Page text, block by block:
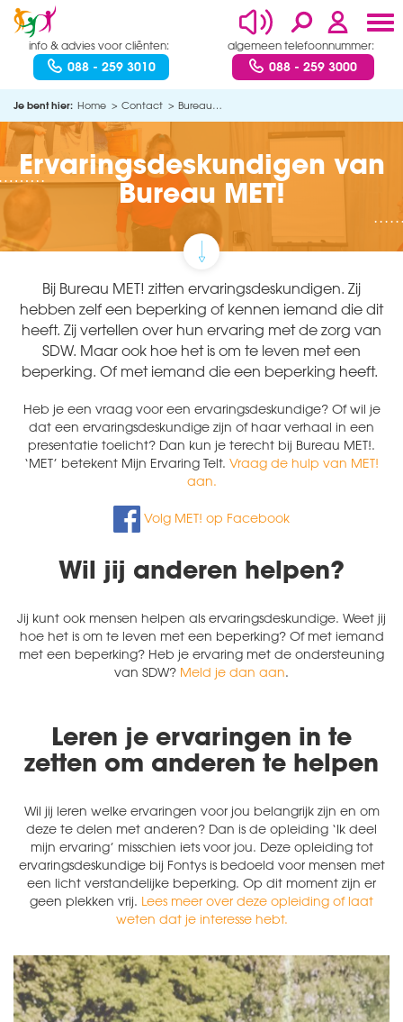
info & advies voor cliënten:
088 - 259 3010
algemeen telefoonnummer:
088 - 259 3000
Je bent hier: Home Contact Bureau MET!
Ervaringsdeskundigen van
Bureau MET!
Bij Bureau MET! zitten ervaringsdeskundigen. Zij
hebben zelf een beperking of kennen iemand die dit
heeft. Zij vertellen over hun ervaring met de zorg van
SDW. Maar ook hoe het is om te leven met een
beperking. Of met iemand die een beperking heeft.
Heb je een vraag voor een ervaringsdeskundige? Of wil je
dat een ervaringsdeskundige zijn of haar verhaal in een
presentatie toelicht? Dan kun je terecht bij Bureau MET!.
‘MET’ betekent Mijn Ervaring Telt. Vraag de hulp van MET!
aan.
Volg MET! op Facebook
Wil jij anderen helpen?
Jij kunt ook mensen helpen als ervaringsdeskundige. Weet jij
hoe het is om te leven met een beperking? Of met iemand
met een beperking? Heb je ervaring met de ondersteuning
van SDW? Meld je dan aan.
Leren je ervaringen in te
zetten om anderen te helpen
Wil jij leren welke ervaringen voor jou belangrijk zijn en om
deze te delen met anderen? Dan is de opleiding ‘Ik deel
mijn ervaring’ misschien iets voor jou. Deze opleiding tot
ervaringsdeskundige bij Fontys is bedoeld voor mensen met
een licht verstandelijke beperking. Op dit moment zijn er
geen plekken vrij. Lees meer over deze opleiding of laat
weten dat je interesse hebt.